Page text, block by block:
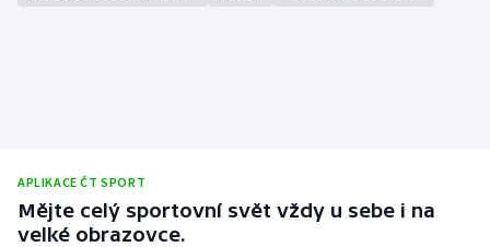
APLIKACE ČT SPORT
Mějte celý sportovní svět vždy u sebe i na
velké obrazovce.